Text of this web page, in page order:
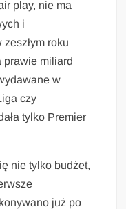
play, nie ma
i
roku
prawie miliard
w
czy
tylko Premier
nie tylko budżet,
już po